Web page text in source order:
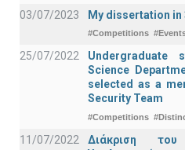
03/07/2023
My dissertation in
#Competitions
25/07/2022
Undergraduate
Science
selected as a
Security Team
#Competitions
11/07/2022
Διάκριση